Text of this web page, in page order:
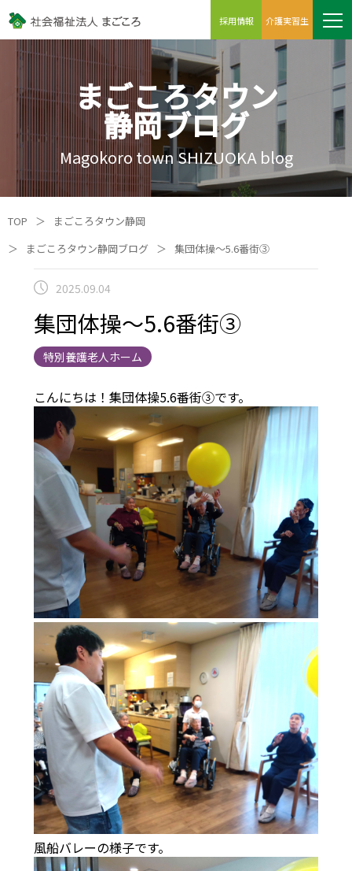
採用情報 介護実習生
まごころタウン
静岡ブログ
Magokoro town SHIZUOKA blog
TOP ＞
まごころタウン静岡
＞
まごころタウン静岡ブログ ＞ 集団体操～5.6番街③
2025.09.04
集団体操～5.6番街③
特別養護老人ホーム
こんにちは！集団体操5.6番街③です。
風船バレーの様子です。